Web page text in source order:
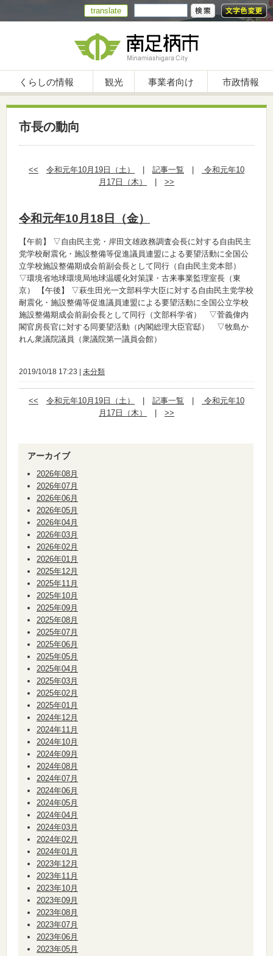
translate
くらしの情報 観光 事業者向け 市政情報
市長の動向
<< 令和元年10月19日（土） 記事一覧
令和元年10
月17日（木）
>>
令和元年10月18日（金）
【午前】
▽自由民主党・岸田文雄政務調査会長に対する自由民主
党学校耐震化・施設整備等促進議員連盟による要望活動に全国公
立学校施設整備期成会前副会長として同行（自由民主党本部）
▽環境省地球環境局地球温暖化対策課・古来事業監理室長（東
京）
【午後】
▽萩生田光一文部科学大臣に対する自由民主党学校
耐震化・施設整備等促進議員連盟による要望活動に全国公立学校
施設整備期成会前副会長として同行（文部科学省） ▽菅義偉内
閣官房長官に対する同要望活動（内閣総理大臣官邸） ▽牧島か
れん衆議院議員（衆議院第一議員会館）
2019/10/18 17:23 | 未分類
<< 令和元年10月19日（土） 記事一覧
令和元年10
月17日（木）
>>
アーカイブ
2026年08月
2026年07月
2026年06月
2026年05月
2026年04月
2026年03月
2026年02月
2026年01月
2025年12月
2025年11月
2025年10月
2025年09月
2025年08月
2025年07月
2025年06月
2025年05月
2025年04月
2025年03月
2025年02月
2025年01月
2024年12月
2024年11月
2024年10月
2024年09月
2024年08月
2024年07月
2024年06月
2024年05月
2024年04月
2024年03月
2024年02月
2024年01月
2023年12月
2023年11月
2023年10月
2023年09月
2023年08月
2023年07月
2023年06月
2023年05月